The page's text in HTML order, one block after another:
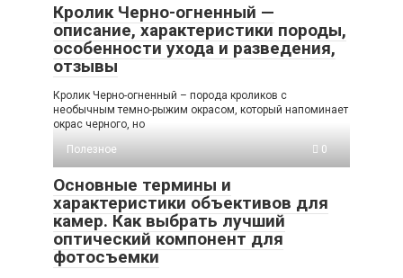
Кролик Черно-огненный —
описание, характеристики породы,
особенности ухода и разведения,
отзывы
Кролик Черно-огненный – порода кроликов с
необычным темно-рыжим окрасом, который напоминает
окрас черного, но
Полезное
0
Основные термины и
характеристики объективов для
камер. Как выбрать лучший
оптический компонент для
фотосъемки